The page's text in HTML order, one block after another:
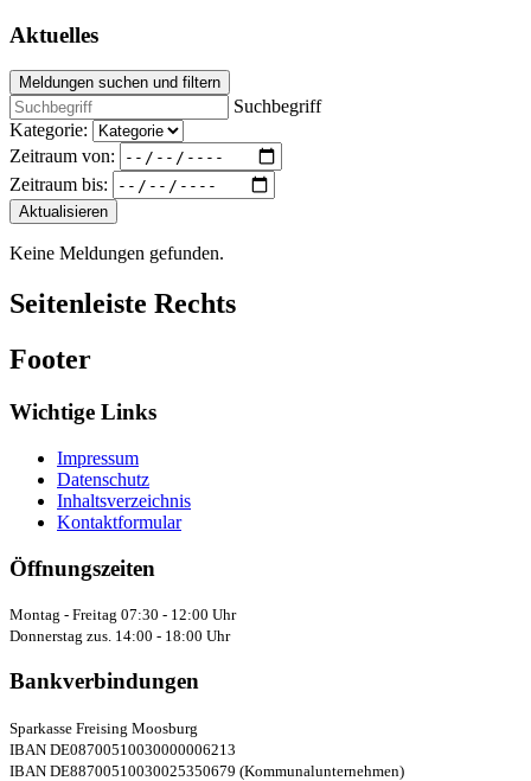
Aktuelles
Meldungen suchen und filtern
Suchbegriff
Kategorie:
Zeitraum von:
Zeitraum bis:
Aktualisieren
Keine Meldungen gefunden.
Seitenleiste Rechts
Footer
Wichtige Links
Impressum
Datenschutz
Inhaltsverzeichnis
Kontaktformular
Öffnungszeiten
Montag - Freitag 07:30 - 12:00 Uhr
Donnerstag zus. 14:00 - 18:00 Uhr
Bankverbindungen
Sparkasse Freising Moosburg
IBAN DE08700510030000006213
IBAN DE88700510030025350679 (Kommunalunternehmen)